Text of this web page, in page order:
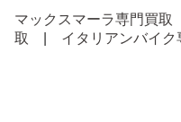
マックスマーラ専門買取
取
イタリアンバイク